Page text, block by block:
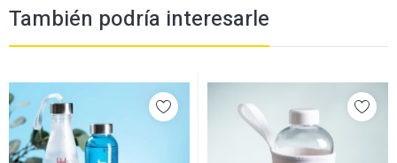
También podría interesarle